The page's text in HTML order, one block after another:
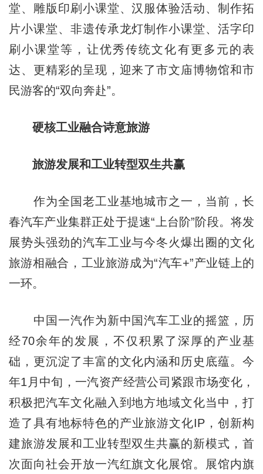
堂、雕版印刷小课堂、汉服体验活动、制作拓
片小课堂、非遗传承龙灯制作小课堂、活字印
刷小课堂等，让优秀传统文化有更多元的表
达、更精彩的呈现，迎来了市文庙博物馆和市
民游客的“双向奔赴”。
硬核工业融合诗意旅游
旅游发展和工业转型双生共赢
作为全国老工业基地城市之一，当前，长
春汽车产业集群正处于提速“上台阶”阶段。将发
展势头强劲的汽车工业与今冬火爆出圈的文化
旅游相融合，工业旅游成为“汽车+”产业链上的
一环。
中国一汽作为新中国汽车工业的摇篮，历
经70余年的发展，不仅积累了深厚的产业基
础，更沉淀了丰富的文化内涵和历史底蕴。今
年1月中旬，一汽资产经营公司紧跟市场变化，
积极把汽车文化融入到地方地域文化当中，打
造了具有地标特色的产业旅游文化IP，创新构
建旅游发展和工业转型双生共赢的新模式，首
次面向社会开放一汽红旗文化展馆。展馆内旗